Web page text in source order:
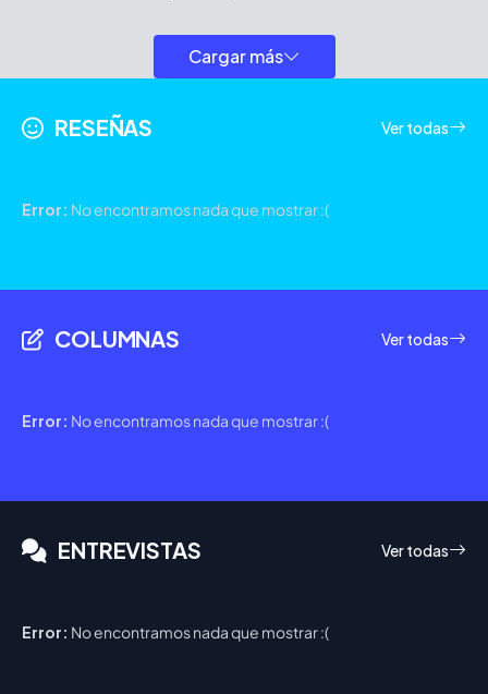
Cargar más
RESEÑAS Ver todas
Error: No encontramos nada que mostrar :(
COLUMNAS Ver todas
Error: No encontramos nada que mostrar :(
ENTREVISTAS Ver todas
Error: No encontramos nada que mostrar :(